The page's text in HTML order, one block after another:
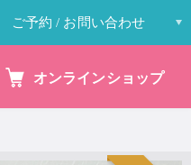
ご予約 / お問い合わせ
オンラインショップ
閉じる